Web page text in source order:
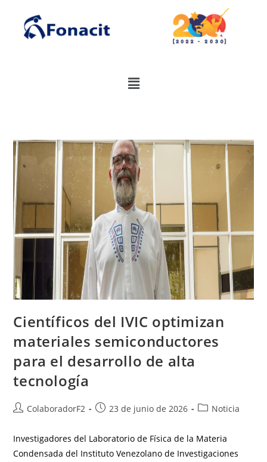
Científicos del IVIC optimizan
materiales semiconductores
para el desarrollo de alta
tecnología
ColaboradorF2 23 de junio de 2026 Noticia
Investigadores del Laboratorio de Física de la Materia
Condensada del Instituto Venezolano de Investigaciones